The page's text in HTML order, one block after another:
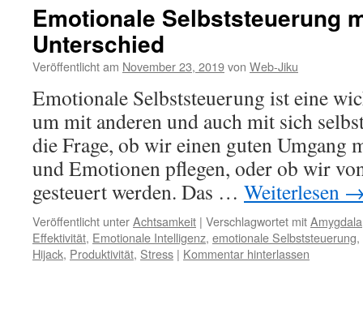
Emotionale Selbststeuerung
Unterschied
Veröffentlicht am November 23, 2019von Web-Jiku
Emotionale Selbststeuerung ist eine
um mit anderen und auch mit sich
die Frage, ob wir einen guten Umgang
und Emotionen pflegen, oder ob wir
gesteuert werden. Das … Weiterlesen
Veröffentlicht unterAchtsamkeit | Verschlagwortet mitAmygdala
Effektivität, Emotionale Intelligenz, emotionale Selbststeuerung,
Hijack, Produktivität, Stress | Kommentar hinterlassen